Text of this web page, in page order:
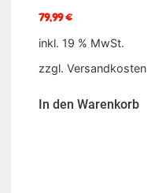
79,99€
inkl. 19 % MwSt.
zzgl. Versandkosten
In den Warenkorb